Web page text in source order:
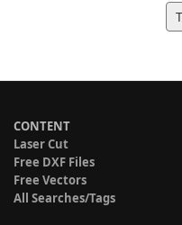
CONTENT
Laser Cut
Free DXF Files
Free Vectors
All Searches/Tags